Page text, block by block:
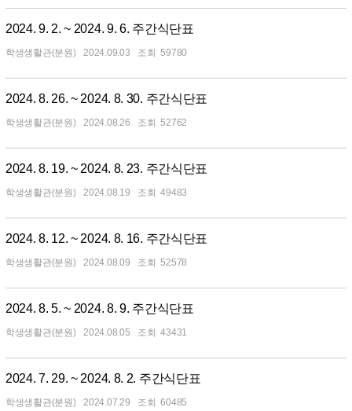
2024. 9. 2. ~ 2024. 9. 6. 주간식단표
학생생활관(분원) 2024.09.03 59780
2024. 8. 26. ~ 2024. 8. 30. 주간식단표
학생생활관(분원) 2024.08.26 52762
2024. 8. 19. ~ 2024. 8. 23. 주간식단표
학생생활관(분원) 2024.08.19 49483
2024. 8. 12. ~ 2024. 8. 16. 주간식단표
학생생활관(분원) 2024.08.09 52578
2024. 8. 5. ~ 2024. 8. 9. 주간식단표
학생생활관(분원) 2024.08.05 43431
2024. 7. 29. ~ 2024. 8. 2. 주간식단표
학생생활관(분원) 2024.07.29 60485